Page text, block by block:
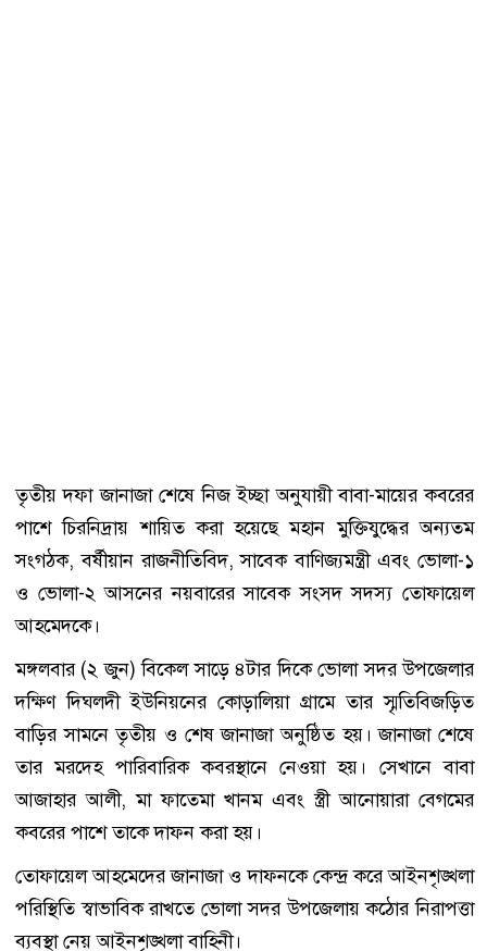
তৃতীয় দফা জানাজা শেষে নিজ ইচ্ছা অনুযায়ী বাবা-মায়ের কবরের
পাশে চিরনিদ্রায় শায়িত করা হয়েছে মহান মুক্তিযুদ্ধের অন্যতম
সংগঠক, বর্ষীয়ান রাজনীতিবিদ, সাবেক বাণিজ্যমন্ত্রী এবং ভোলা-১
ও ভোলা-২ আসনের নয়বারের সাবেক সংসদ সদস্য তোফায়েল
আহমেদকে।
মঙ্গলবার (২ জুন) বিকেল সাড়ে ৪টার দিকে ভোলা সদর উপজেলার
দক্ষিণ দিঘলদী ইউনিয়নের কোড়ালিয়া গ্রামে তার স্মৃতিবিজড়িত
বাড়ির সামনে তৃতীয় ও শেষ জানাজা অনুষ্ঠিত হয়। জানাজা শেষে
তার মরদেহ পারিবারিক কবরস্থানে নেওয়া হয়। সেখানে বাবা
আজাহার আলী, মা ফাতেমা খানম এবং স্ত্রী আনোয়ারা বেগমের
কবরের পাশে তাকে দাফন করা হয়।
তোফায়েল আহমেদের জানাজা ও দাফনকে কেন্দ্র করে আইনশৃঙ্খলা
পরিস্থিতি স্বাভাবিক রাখতে ভোলা সদর উপজেলায় কঠোর নিরাপত্তা
ব্যবস্থা নেয় আইনশৃঙ্খলা বাহিনী।